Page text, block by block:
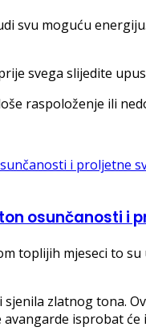
svu moguću
svega slijedite
raspoloženje ili
osunčanosti i
toplijih mjeseci to
zlatnog tona.
isprobat